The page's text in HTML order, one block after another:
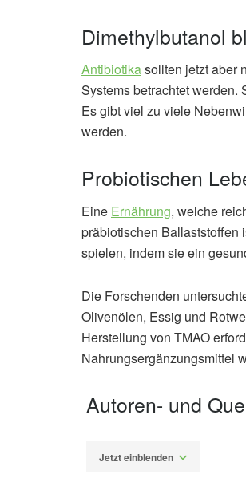
Dimethylbutanol
Antibiotikasollten jetzt aber
Systems betrachtet
Es gibt viel zu viele
werden.
Probiotischen
Eine Ernährung, welche
präbiotischen Ballaststoffen
spielen, indem sie ein
Die Forschenden
Olivenölen, Essig und
Herstellung von TMAO
Nahrungsergänzungsmittel
Autoren- und
Jetzt einblenden